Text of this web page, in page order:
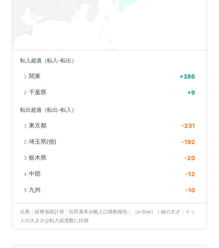
転入超過（転入−転出）
1 関東 +386
2 千葉県 +9
転出超過（転出−転入）
1 東京都 -231
2 埼玉県(他) -192
3 栃木県 -20
4 中部 -12
5 九州 -10
出典：総務省統計局「住民基本台帳人口移動報告」（e-Stat）｜線の太さ・ドッ
トの大きさは転入超過数に比例